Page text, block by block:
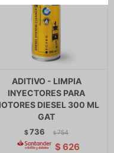
ADITIVO - LIMPIA
INYECTORES PARA
DIESEL 300 ML
GAT
$736 $ 754
$ 626